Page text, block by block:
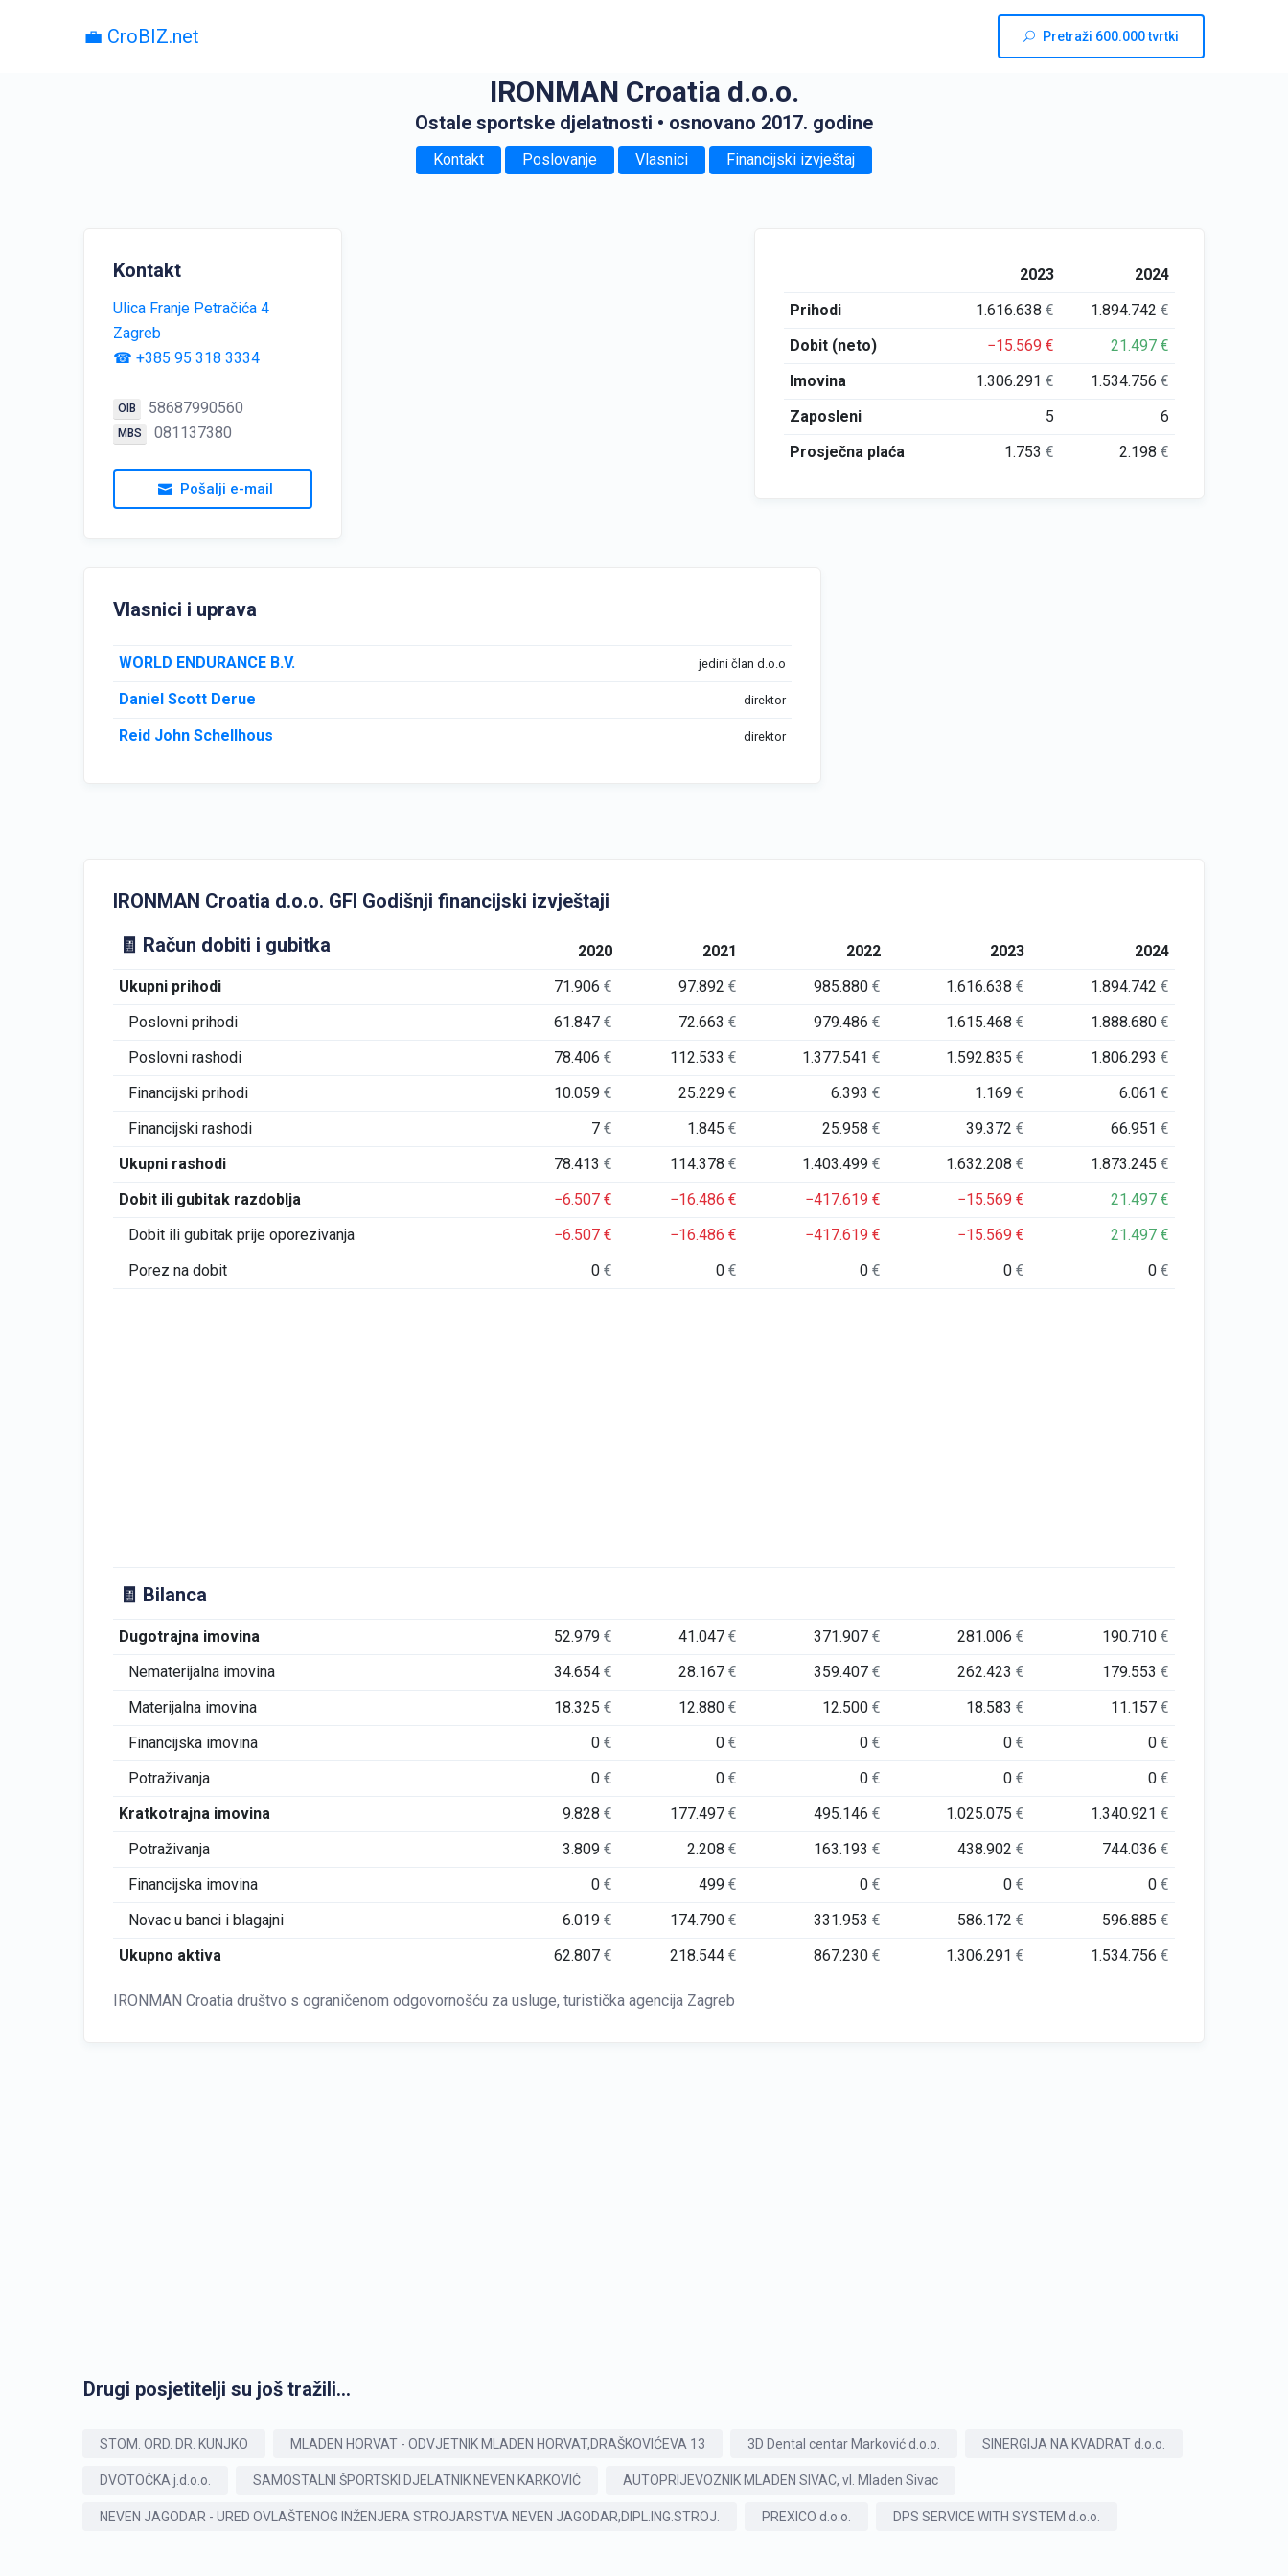
💼 CroBIZ.net Pretraži 600.000 tvrtki
IRONMAN Croatia d.o.o.
Ostale sportske djelatnosti • osnovano 2017. godine
Kontakt Poslovanje Vlasnici Financijski izvještaj
Kontakt
Ulica Franje Petračića 4
Zagreb
☎ +385 95 318 3334
OIB 58687990560
MBS 081137380
Pošalji e-mail
2023
2024
Prihodi
1.616.638€ 1.894.742€
Dobit (neto)
−15.569€ 21.497€
Imovina
1.306.291€ 1.534.756€
Zaposleni
5
6
Prosječna plaća
1.753€ 2.198€
Vlasnici i uprava
WORLD ENDURANCE B.V. jedini član d.o.o
Daniel Scott Derue direktor
Reid John Schellhous direktor
IRONMAN Croatia d.o.o. GFI Godišnji financijski izvještaji
🧾 Račun dobiti i gubitka
2020 2021 2022 2023
2024
Ukupni prihodi
71.906€ 97.892€ 985.880€ 1.616.638€ 1.894.742€
Poslovni prihodi
61.847€ 72.663€ 979.486€ 1.615.468€ 1.888.680€
Poslovni rashodi
78.406€ 112.533€ 1.377.541€ 1.592.835€ 1.806.293€
Financijski prihodi
10.059€ 25.229€ 6.393€ 1.169€ 6.061€
Financijski rashodi
7€ 1.845€ 25.958€ 39.372€ 66.951€
Ukupni rashodi
78.413€ 114.378€ 1.403.499€ 1.632.208€ 1.873.245€
Dobit ili gubitak razdoblja
−6.507€ −16.486€ −417.619€ −15.569€ 21.497€
Dobit ili gubitak prije oporezivanja
−6.507€ −16.486€ −417.619€ −15.569€ 21.497€
Porez na dobit
0€ 0€ 0€ 0€ 0€
🧾 Bilanca
Dugotrajna imovina 52.979€ 41.047€ 371.907€ 281.006€ 190.710€
Nematerijalna imovina
34.654€ 28.167€ 359.407€ 262.423€ 179.553€
Materijalna imovina
18.325€ 12.880€ 12.500€ 18.583€ 11.157€
Financijska imovina
0€ 0€ 0€ 0€ 0€
Potraživanja
0€ 0€ 0€ 0€ 0€
Kratkotrajna imovina
9.828€ 177.497€ 495.146€ 1.025.075€ 1.340.921€
Potraživanja
3.809€ 2.208€ 163.193€ 438.902€ 744.036€
Financijska imovina
0€ 499€ 0€ 0€ 0€
Novac u banci i blagajni
6.019€ 174.790€ 331.953€ 586.172€ 596.885€
Ukupno aktiva
62.807€ 218.544€ 867.230€ 1.306.291€ 1.534.756€
IRONMAN Croatia društvo s ograničenom odgovornošću za usluge, turistička agencija Zagreb
Drugi posjetitelji su još tražili...
STOM. ORD. DR. KUNJKO MLADEN HORVAT - ODVJETNIK MLADEN HORVAT,DRAŠKOVIĆEVA 13 3D Dental centar Marković d.o.o. SINERGIJA NA KVADRAT d.o.o.
DVOTOČKA j.d.o.o. SAMOSTALNI ŠPORTSKI DJELATNIK NEVEN KARKOVIĆ AUTOPRIJEVOZNIK MLADEN SIVAC, vl. Mladen Sivac
NEVEN JAGODAR - URED OVLAŠTENOG INŽENJERA STROJARSTVA NEVEN JAGODAR,DIPL.ING.STROJ. PREXICO d.o.o. DPS SERVICE WITH SYSTEM d.o.o.